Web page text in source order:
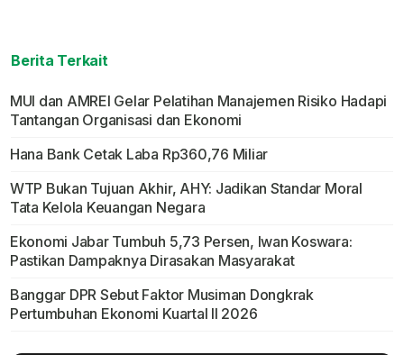
Berita Terkait
MUI dan AMREI Gelar Pelatihan Manajemen Risiko Hadapi
Tantangan Organisasi dan Ekonomi
Hana Bank Cetak Laba Rp360,76 Miliar
WTP Bukan Tujuan Akhir, AHY: Jadikan Standar Moral
Tata Kelola Keuangan Negara
Ekonomi Jabar Tumbuh 5,73 Persen, Iwan Koswara:
Pastikan Dampaknya Dirasakan Masyarakat
Banggar DPR Sebut Faktor Musiman Dongkrak
Pertumbuhan Ekonomi Kuartal II 2026